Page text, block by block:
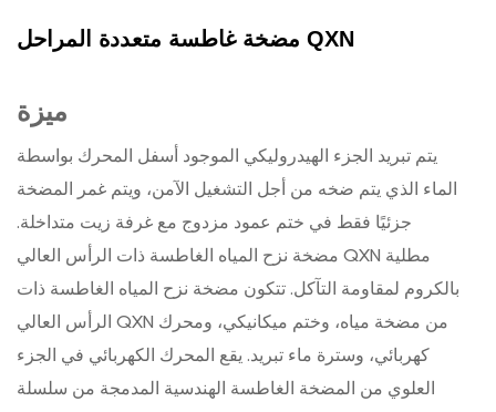
مضخة غاطسة متعددة المراحل QXN
ميزة
يتم تبريد الجزء الهيدروليكي الموجود أسفل المحرك بواسطة
الماء الذي يتم ضخه من أجل التشغيل الآمن، ويتم غمر المضخة
جزئيًا فقط في ختم عمود مزدوج مع غرفة زيت متداخلة.
مضخة نزح المياه الغاطسة ذات الرأس العالي QXN مطلية
بالكروم لمقاومة التآكل. تتكون مضخة نزح المياه الغاطسة ذات
الرأس العالي QXN من مضخة مياه، وختم ميكانيكي، ومحرك
كهربائي، وسترة ماء تبريد. يقع المحرك الكهربائي في الجزء
العلوي من المضخة الغاطسة الهندسية المدمجة من سلسلة